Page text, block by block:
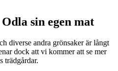
sin egen mat
diverse andra grönsaker är långt
dock att vi kommer att se mer
trädgårdar.